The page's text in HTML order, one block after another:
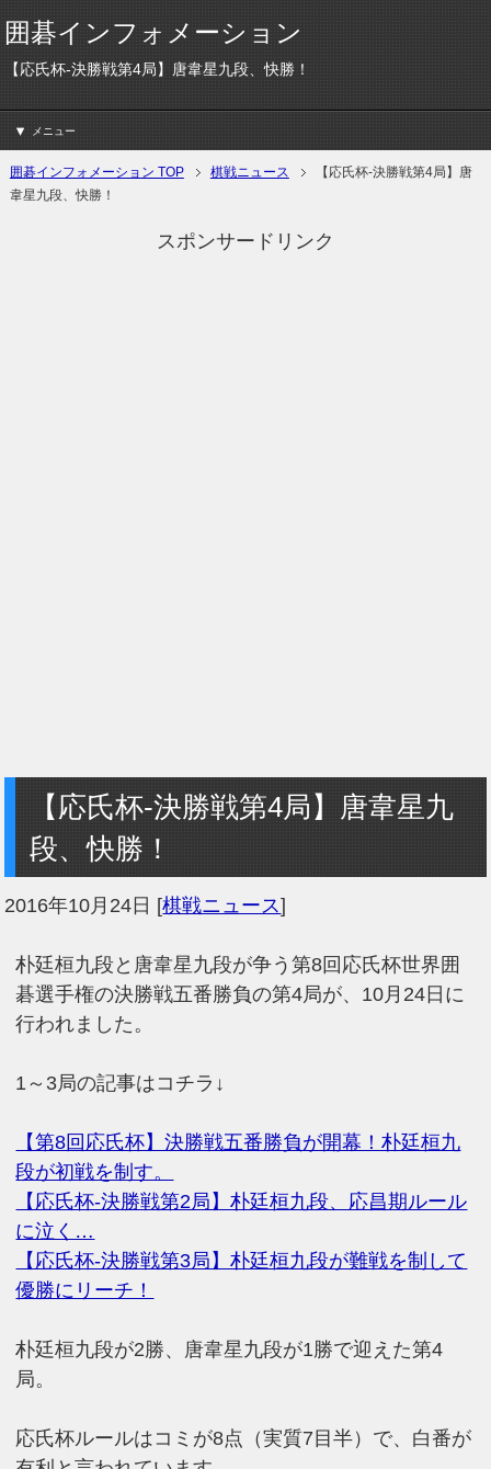
囲碁インフォメーション
【応氏杯-決勝戦第4局】唐韋星九段、快勝！
メニュー
囲碁インフォメーション TOP 棋戦ニュース
【応氏杯-決勝戦第4局】唐
韋星九段、快勝！
スポンサードリンク
【応氏杯-決勝戦第4局】唐韋星九
段、快勝！
2016年10月24日 [棋戦ニュース]
朴廷桓九段と唐韋星九段が争う第8回応氏杯世界囲
碁選手権の決勝戦五番勝負の第4局が、10月24日に
行われました。
1～3局の記事はコチラ↓
【第8回応氏杯】決勝戦五番勝負が開幕！朴廷桓九
段が初戦を制す。
【応氏杯-決勝戦第2局】朴廷桓九段、応昌期ルール
に泣く…
【応氏杯-決勝戦第3局】朴廷桓九段が難戦を制して
優勝にリーチ！
朴廷桓九段が2勝、唐韋星九段が1勝で迎えた第4
局。
応氏杯ルールはコミが8点（実質7目半）で、白番が